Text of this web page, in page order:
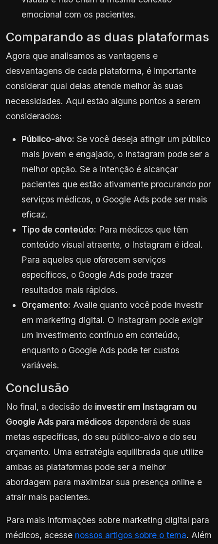
emocional com os pacientes.
Comparando as duas plataformas
Agora que analisamos as vantagens e
desvantagens de cada plataforma, é importante
considerar qual delas atende melhor às suas
necessidades. Aqui estão alguns pontos a serem
considerados:
Público-alvo: Se você deseja atingir um público
mais jovem e engajado, o Instagram pode ser a
melhor opção. Se a intenção é alcançar
pacientes que estão ativamente procurando por
serviços médicos, o Google Ads pode ser mais
eficaz.
Tipo de conteúdo: Para médicos que têm
conteúdo visual atraente, o Instagram é ideal.
Para aqueles que oferecem serviços
específicos, o Google Ads pode trazer
resultados mais rápidos.
Orçamento: Avalie quanto você pode investir
em marketing digital. O Instagram pode exigir
um investimento contínuo em conteúdo,
enquanto o Google Ads pode ter custos
variáveis.
Conclusão
No final, a decisão de investir em Instagram ou
Google Ads para médicos dependerá de suas
metas específicas, do seu público-alvo e do seu
orçamento. Uma estratégia equilibrada que utilize
ambas as plataformas pode ser a melhor
abordagem para maximizar sua presença online e
atrair mais pacientes.
Para mais informações sobre marketing digital para
médicos, acesse nossos artigos sobre o tema. Além